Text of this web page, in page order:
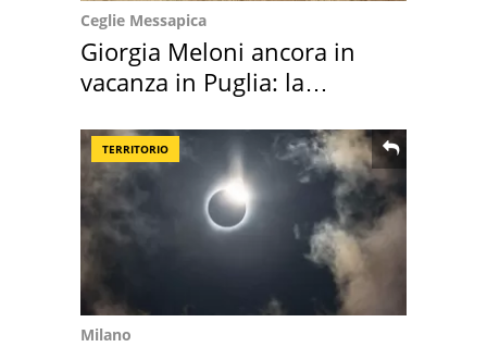
Ceglie Messapica
Giorgia Meloni ancora in
vacanza in Puglia: la
TERRITORIO
Milano